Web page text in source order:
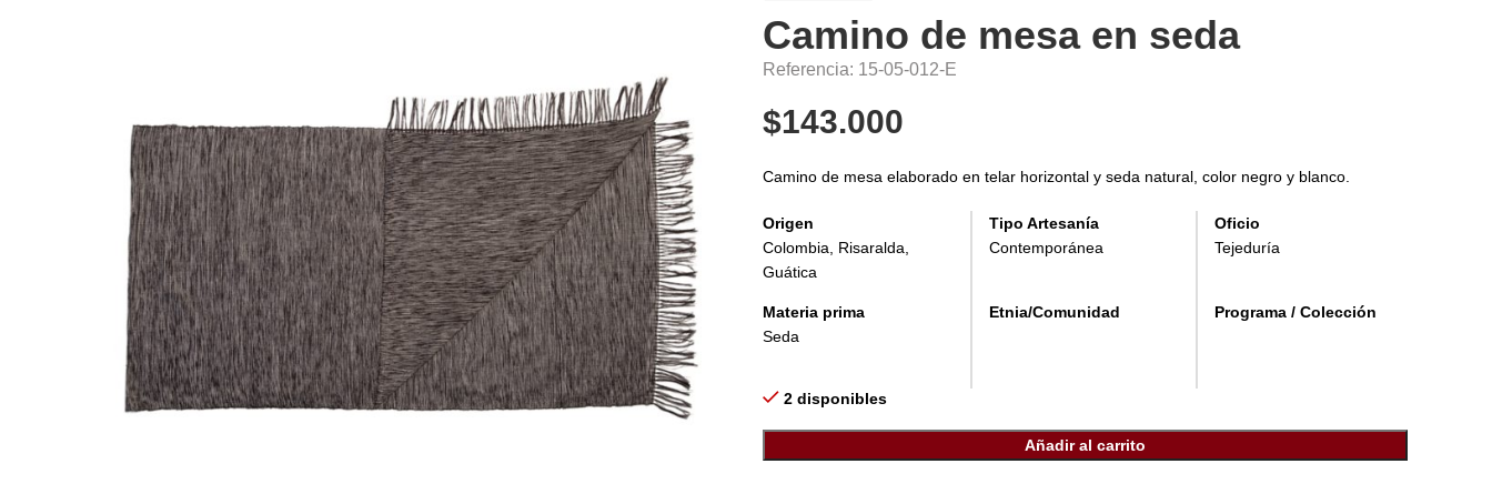
Camino de mesa en seda
Referencia: 15-05-012-E
$143.000
Camino de mesa elaborado en telar horizontal y seda natural, color negro y blanco.
Origen
Colombia, Risaralda,
Guática
Materia prima
Seda
Tipo Artesanía
Contemporánea
Etnia/Comunidad
Oficio
Tejeduría
Programa / Colección
2 disponibles
Añadir al carrito